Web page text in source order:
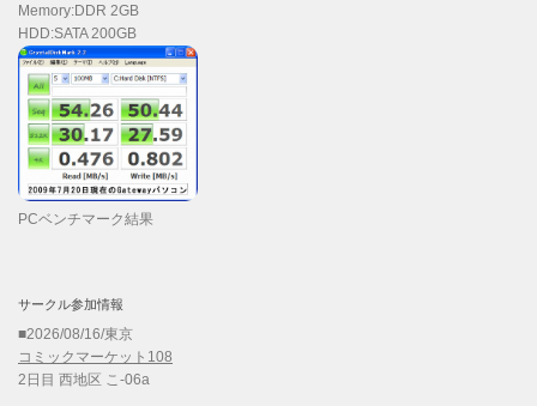
Memory:DDR 2GB
HDD:SATA 200GB
PCベンチマーク結果
サークル参加情報
■2026/08/16/東京
コミックマーケット108
2日目 西地区 こ-06a